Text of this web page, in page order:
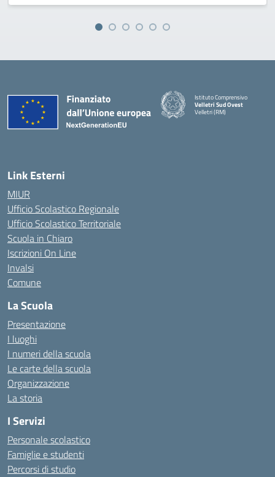
Istituto Comprensivo
Velletri Sud Ovest
Velletri (RM)
Link Esterni
MIUR
Ufficio Scolastico Regionale
Ufficio Scolastico Territoriale
Scuola in Chiaro
Iscrizioni On Line
Invalsi
Comune
La Scuola
Presentazione
I luoghi
I numeri della scuola
Le carte della scuola
Organizzazione
La storia
I Servizi
Personale scolastico
Famiglie e studenti
Percorsi di studio